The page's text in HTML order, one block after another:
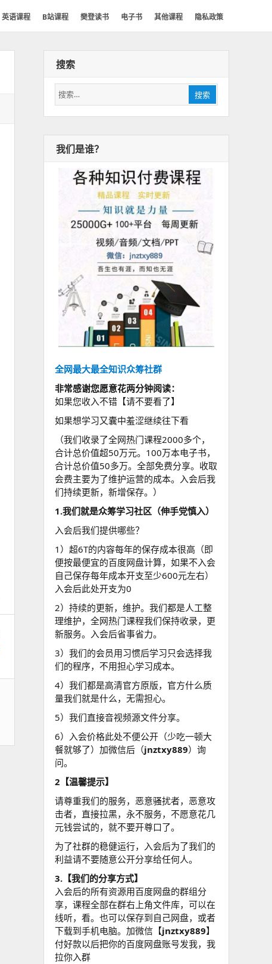
英语课程 B站课程 樊登读书 电子书 其他课程 隐私政策
搜索
搜
索：
搜索
我们是谁？
全网最大最全知识众筹社群
非常感谢您愿意花两分钟阅读：
如果您收入不错【请不要看了】
如果想学习又囊中羞涩继续往下看
（我们收录了全网热门课程2000多个，
合计总价值超50万元。100万本电子书，
合计总价值50多万。全部免费分享。收取
会费主要为了维护运营的成本。入会后我
们持续更新，新增保存。）
1.我们就是众筹学习社区（伸手党慎入）
入会后我们提供哪些？
1）超6T的内容每年的保存成本很高（即
便按最便宜的百度网盘计算，如果不入会
自己保存每年成本开支至少600元左右）
入会后此处开支为0
2）持续的更新，维护。我们都是人工整
理维护，全网热门课程我们保持收录，更
新服务。入会后省事省力。
3）我们的会员用习惯后学习只会选择我
们的程序，不用担心学习成本。
4）我们都是高清官方原版，官方什么质
量我们就是什么，无需担心。
5）我们直接音视频源文件分享。
6）入会价格此处不便公开（少吃一顿大
餐就够了）加微信后（jnztxy889）询
问。
2【温馨提示】
请尊重我们的服务，恶意骚扰者，恶意攻
击者，直接拉黑，永不服务，不愿意花几
元钱尝试的，就不要开尊口了。
为了社群的稳健运行，入会后为了我们的
利益请不要随意公开分享给任何人。
3.【我们的分享方式】
入会后的所有资源用百度网盘的群组分
享，课程全部在群右上角文件库，可以在
线听，看。也可以保存到自己网盘，或者
下载到手机电脑。加微信【jnztxy889】
付好款以后把你的百度网盘账号发我，我
拉你入群